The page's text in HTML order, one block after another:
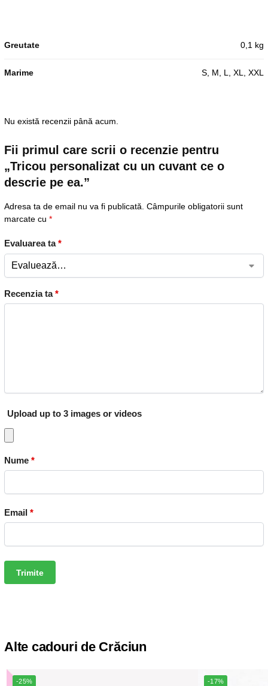
Greutate 0,1 kg
Marime S, M, L, XL, XXL
Nu există recenzii până acum.
Fii primul care scrii o recenzie pentru
„Tricou personalizat cu un cuvant ce o
descrie pe ea.”
Adresa ta de email nu va fi publicată. Câmpurile obligatorii sunt
marcate cu *
Evaluarea ta*
Recenzia ta*
Upload up to 3 images or videos
Nume *
Email *
Alte cadouri de Crăciun
-25% -17%